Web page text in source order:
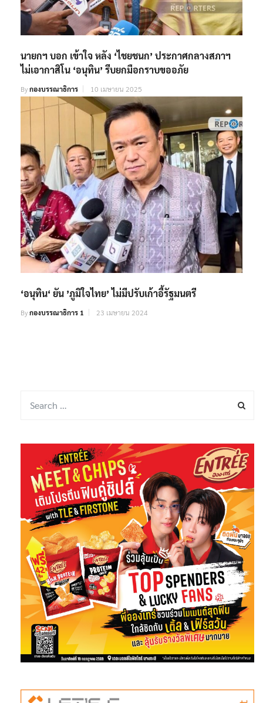
นายกฯ บอก เข้าใจ หลัง ‘ไชยชนก’ ประกาศกลางสภาฯ
ไม่เอากาสิโน ‘อนุทิน’ รีบยกมือกราบขออภัย
Byกองบรรณาธิการ 10 เมษายน 2025
‘อนุทิน‘ ยัน ’ภูมิใจไทย’ ไม่มีปรับเก้าอี้รัฐมนตรี
Byกองบรรณาธิการ 1 23 เมษายน 2024